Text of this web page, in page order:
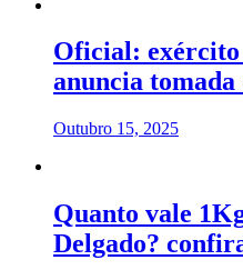
Oficial: exército
anuncia tomada
Outubro 15, 2025
Quanto vale
Delgado?